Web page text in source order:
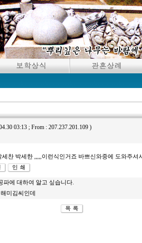
03:13 ; From : 207.237.201.109 )
찬 박세한 ,,,,,이런식인거죠 바쁘신와중에 도와주셔
파에 대하여 알고 싶습니다.
미김씨인데